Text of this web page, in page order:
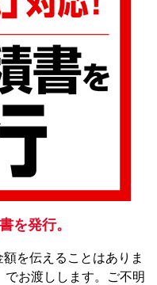
を発行。
を伝えることはありま
お渡しします。ご不明